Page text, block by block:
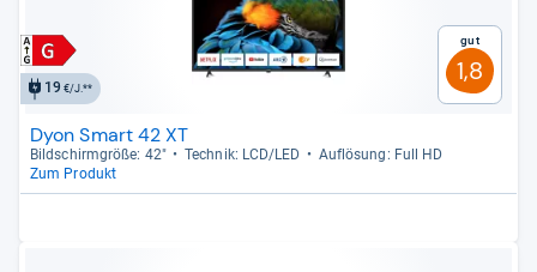
19 €/J.**
Gut
1,8
Dyon Smart 42 XT
Bild­schirm­größe: 42" Tech­nik: LCD/LED
Auf­lö­sung: Full HD
Zum Produkt